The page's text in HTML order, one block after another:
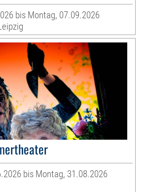
bis Montag, 07.09.2026
bis Montag, 31.08.2026